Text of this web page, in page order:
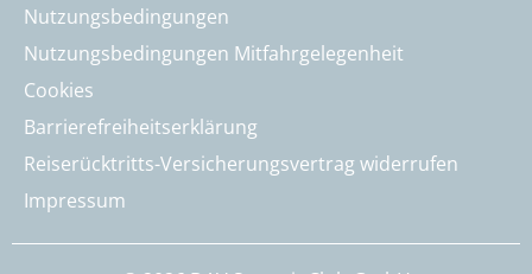
Nutzungsbedingungen
Nutzungsbedingungen Mitfahrgelegenheit
Cookies
Barrierefreiheitserklärung
Reiserücktritts-Versicherungsvertrag widerrufen
Impressum